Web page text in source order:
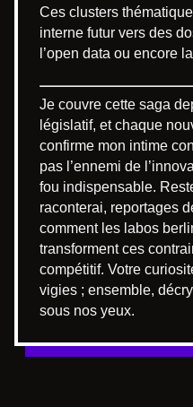
Ces clusters
interne futur vers des
l’open data ou encore
Je couvre cette saga
législatif, et chaque
confirme mon intime
pas l’ennemi de
fou indispensable.
raconterai, reportages
comment les labos
transforment ces
compétitif. Votre
vigies ; ensemble,
sous nos yeux.